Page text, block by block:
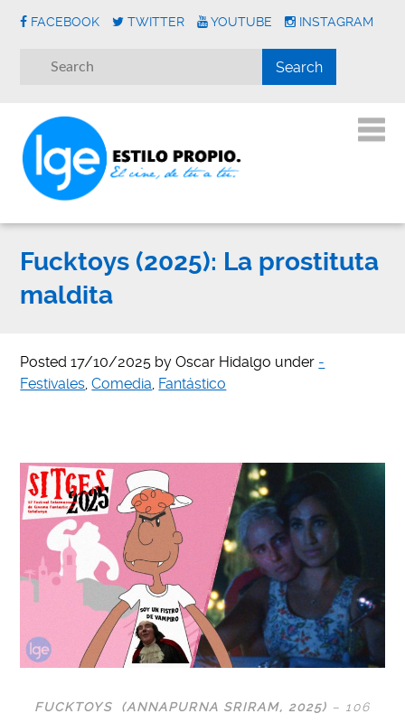
FACEBOOK TWITTER YOUTUBE INSTAGRAM
Fucktoys (2025): La prostituta
maldita
Posted17/10/2025 byOscar Hidalgo under -
Festivales,Comedia, Fantástico
FUCKTOYS (ANNAPURNA SRIRAM, 2025) – 106